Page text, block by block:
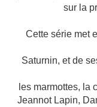
sur la
Cette série met
Saturnin, et de
les marmottes, la
Jeannot Lapin,